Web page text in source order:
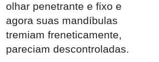
olhar penetrante e fixo e
agora suas mandíbulas
tremiam freneticamente,
pareciam descontroladas.